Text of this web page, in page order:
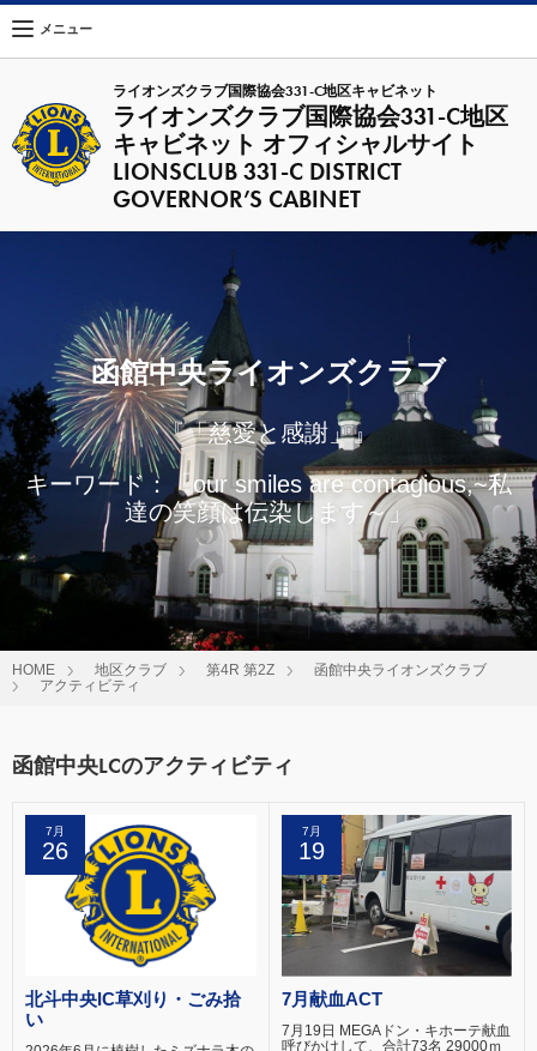
ライオンズクラブ国際協会331-C地区キャビネット
ライオンズクラブ国際協会331-C地区
キャビネット オフィシャルサイト
LIONSCLUB 331-C DISTRICT
GOVERNOR’S CABINET
メニュー
函館中央ライオンズクラブ
『「慈愛と感謝」』
キーワード：「our smiles are contagious,~私
達の笑顔は伝染します～」
HOME 地区クラブ 第4R 第2Z
函館中央ライオンズクラブ
アクティビティ
函館中央LCのアクティビティ
7月
26
北斗中央IC草刈り・ごみ拾
い
7月
19
7月献血ACT
7月19日 MEGAドン・キホーテ献血
呼びかけして、合計73名 29000ｍ